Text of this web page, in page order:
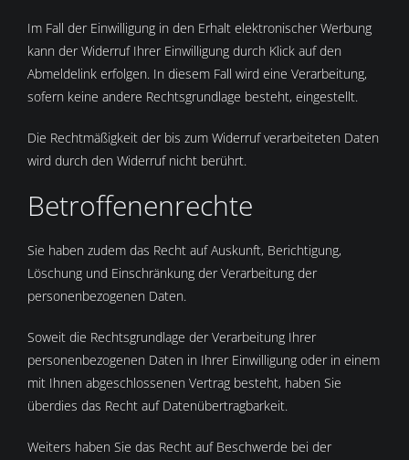
Im Fall der Einwilligung in den Erhalt elektronischer Werbung
kann der Widerruf Ihrer Einwilligung durch Klick auf den
Abmeldelink erfolgen. In diesem Fall wird eine Verarbeitung,
sofern keine andere Rechtsgrundlage besteht, eingestellt.
Die Rechtmäßigkeit der bis zum Widerruf verarbeiteten Daten
wird durch den Widerruf nicht berührt.
Betroffenenrechte
Sie haben zudem das Recht auf Auskunft, Berichtigung,
Löschung und Einschränkung der Verarbeitung der
personenbezogenen Daten.
Soweit die Rechtsgrundlage der Verarbeitung Ihrer
personenbezogenen Daten in Ihrer Einwilligung oder in einem
mit Ihnen abgeschlossenen Vertrag besteht, haben Sie
überdies das Recht auf Datenübertragbarkeit.
Weiters haben Sie das Recht auf Beschwerde bei der